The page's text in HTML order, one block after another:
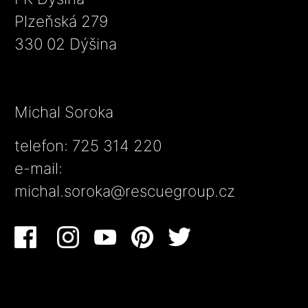
Plzeňská 279
330 02 Dýšina
Michal Soroka
telefon: 725 314 220
e-mail:
michal.soroka@rescuegroup.cz